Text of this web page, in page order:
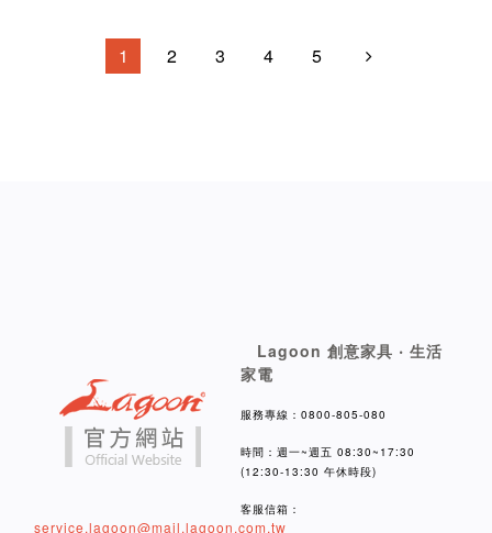
1 2 3 4 5
Lagoon 創意家具 ‧ 生活
家電
服務專線：0800-805-080
時間：週一~週五 08:30~17:30
(12:30-13:30 午休時段)
客服信箱：
service.lagoon@mail.lagoon.com.tw